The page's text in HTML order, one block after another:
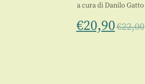
a cura diDanilo Gatto
€20,90€22,00